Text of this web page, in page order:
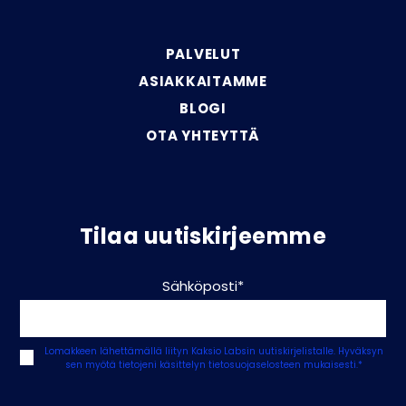
PALVELUT
ASIAKKAITAMME
BLOGI
OTA YHTEYTTÄ
Tilaa uutiskirjeemme
Sähköposti*
Lomakkeen lähettämällä liityn Kaksio Labsin uutiskirjelistalle. Hyväksyn
sen myötä tietojeni käsittelyntietosuojaselosteen mukaisesti.*